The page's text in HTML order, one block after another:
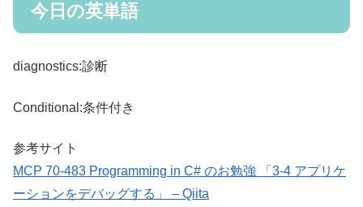
今日の英単語
diagnostics:診断
Conditional:条件付き
参考サイト
MCP 70-483 Programming in C# のお勉強 「3-4 アプリケ
ーションをデバッグする」 – Qiita